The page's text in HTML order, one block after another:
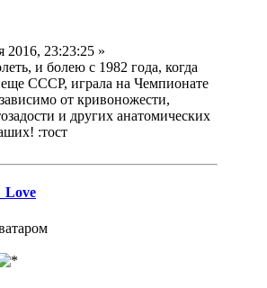
2016, 23:23:25 »
и болею с 1982 года, когда
еще СССР, играла на Чемпионате
от кривоножести,
и других анатомических
:тост